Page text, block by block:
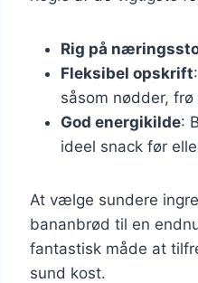
Rig på
Fleksibel opskrift
såsom nødder,
God energikilde:
ideel snack før
At vælge sundere
bananbrød til en
fantastisk måde at
sund kost.